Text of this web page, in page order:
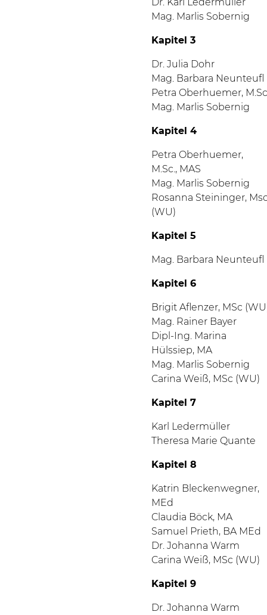
Mag. Marlis Sobernig
Kapitel 3
Dr. Julia Dohr
Mag. Barbara Neunteufl
Petra Oberhuemer,
Mag. Marlis Sobernig
Kapitel 4
Petra Oberhuemer,
M.Sc., MAS
Mag. Marlis Sobernig
Rosanna Steininger,
(WU)
Kapitel 5
Mag. Barbara Neunteufl
Kapitel 6
Brigit Aflenzer, MSc
Mag. Rainer Bayer
Dipl-Ing. Marina
Hülssiep, MA
Mag. Marlis Sobernig
Carina Weiß, MSc (WU)
Kapitel 7
Karl Ledermüller
Theresa Marie Quante
Kapitel 8
Katrin Bleckenwegner,
MEd
Claudia Böck, MA
Samuel Prieth, BA MEd
Dr. Johanna Warm
Carina Weiß, MSc (WU)
Kapitel 9
Dr. Johanna Warm